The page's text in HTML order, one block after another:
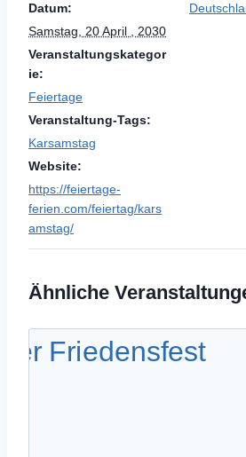
Datum:
Samstag, 20 April , 2030
Veranstaltungskategor
ie:
Feiertage
Veranstaltung-Tags:
Karsamstag
Website:
https://feiertage-
ferien.com/feiertag/kars
amstag/
Ähnliche